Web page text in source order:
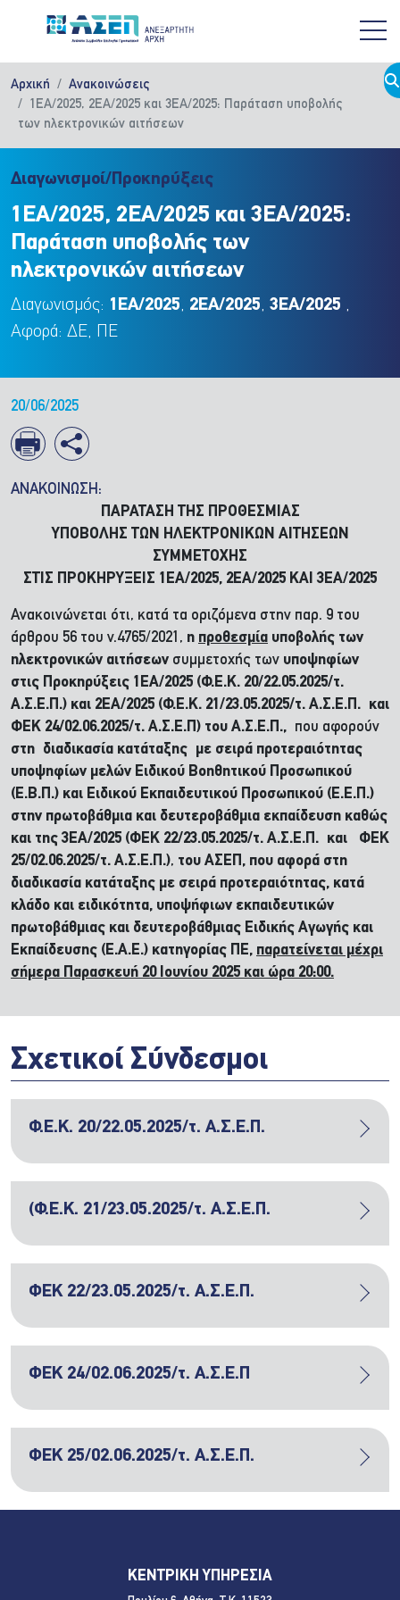
Αρχική
Ανακοινώσεις
1ΕΑ/2025, 2ΕΑ/2025 και 3ΕΑ/2025: Παράταση υποβολής
των ηλεκτρονικών αιτήσεων
Διαγωνισμοί/Προκηρύξεις
1ΕΑ/2025, 2ΕΑ/2025 και 3ΕΑ/2025:
Παράταση υποβολής των
ηλεκτρονικών αιτήσεων
Διαγωνισμός: 1ΕΑ/2025, 2ΕΑ/2025, 3ΕΑ/2025 ,
Αφορά: ΔΕ, ΠΕ
20/06/2025
ΑΝΑΚΟΙΝΩΣΗ:
ΠΑΡΑΤΑΣΗ ΤΗΣ ΠΡΟΘΕΣΜΙΑΣ
ΥΠΟΒΟΛΗΣ ΤΩΝ ΗΛΕΚΤΡΟΝΙΚΩΝ ΑΙΤΗΣΕΩΝ
ΣΥΜΜΕΤΟΧΗΣ
ΣΤΙΣ ΠΡΟΚΗΡΥΞΕΙΣ 1ΕΑ/2025, 2ΕΑ/2025 ΚΑΙ 3ΕΑ/2025
Ανακοινώνεται ότι, κατά τα οριζόμενα στην παρ. 9 του
άρθρου 56 του ν.4765/2021, η προθεσμία υποβολής των
ηλεκτρονικών αιτήσεων συμμετοχής των υποψηφίων
στις Προκηρύξεις 1ΕΑ/2025 (Φ.Ε.Κ. 20/22.05.2025/τ.
Α.Σ.Ε.Π.) και 2ΕΑ/2025 (Φ.Ε.Κ. 21/23.05.2025/τ. Α.Σ.Ε.Π. και
ΦΕΚ 24/02.06.2025/τ. Α.Σ.Ε.Π) του Α.Σ.Ε.Π., που αφορούν
στη διαδικασία κατάταξης με σειρά προτεραιότητας
υποψηφίων μελών Ειδικού Βοηθητικού Προσωπικού
(Ε.Β.Π.) και Ειδικού Εκπαιδευτικού Προσωπικού (Ε.Ε.Π.)
στην πρωτοβάθμια και δευτεροβάθμια εκπαίδευση καθώς
και της 3ΕΑ/2025 (ΦΕΚ 22/23.05.2025/τ. Α.Σ.Ε.Π. και ΦΕΚ
25/02.06.2025/τ. Α.Σ.Ε.Π.), του ΑΣΕΠ, που αφορά στη
διαδικασία κατάταξης με σειρά προτεραιότητας, κατά
κλάδο και ειδικότητα, υποψήφιων εκπαιδευτικών
πρωτοβάθμιας και δευτεροβάθμιας Ειδικής Αγωγής και
Εκπαίδευσης (Ε.Α.Ε.) κατηγορίας ΠΕ, παρατείνεται μέχρι
σήμερα Παρασκευή 20 Ιουνίου 2025 και ώρα 20:00.
Σχετικοί Σύνδεσμοι
Φ.Ε.Κ. 20/22.05.2025/τ. Α.Σ.Ε.Π.
(Φ.Ε.Κ. 21/23.05.2025/τ. Α.Σ.Ε.Π.
ΦΕΚ 22/23.05.2025/τ. Α.Σ.Ε.Π.
ΦΕΚ 24/02.06.2025/τ. Α.Σ.Ε.Π
ΦΕΚ 25/02.06.2025/τ. Α.Σ.Ε.Π.
ΚΕΝΤΡΙΚΗ ΥΠΗΡΕΣΙΑ